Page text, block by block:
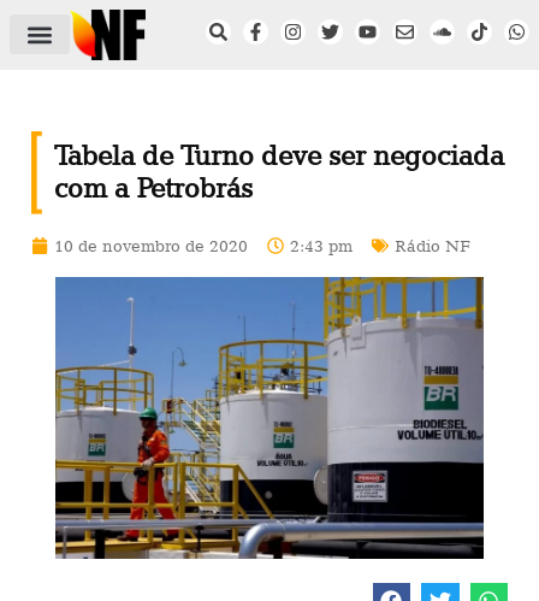
Tabela de Turno deve ser negociada
com a Petrobrás
10 de novembro de 2020 2:43 pm Rádio NF